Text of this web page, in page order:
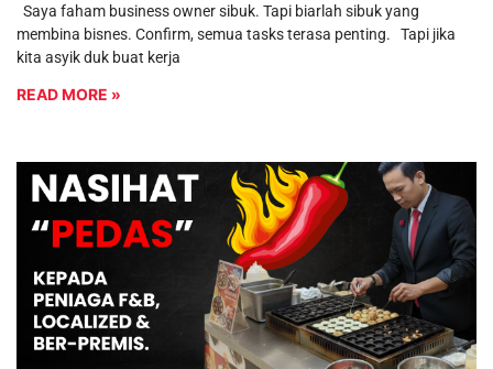
Saya faham business owner sibuk. Tapi biarlah sibuk yang
membina bisnes. Confirm, semua tasks terasa penting. Tapi jika
kita asyik duk buat kerja
READ MORE »